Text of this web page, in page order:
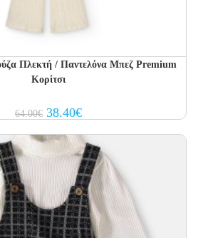
Πλεκτή / Παντελόνα Μπεζ Premium
Κορίτσι
64.00€ Original
price
64.00€.
38.40€Current
price
38.40€.